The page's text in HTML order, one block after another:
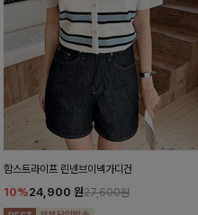
함스트라이프 린넨브이넥가디건
10%24,900 원27,600원